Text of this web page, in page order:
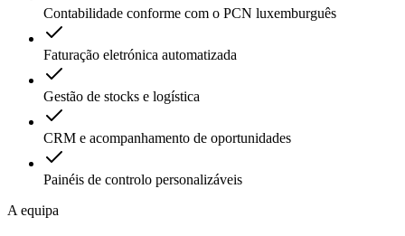
Contabilidade conforme com o PCN luxemburguês
Faturação eletrónica automatizada
Gestão de stocks e logística
CRM e acompanhamento de oportunidades
Painéis de controlo personalizáveis
A equipa